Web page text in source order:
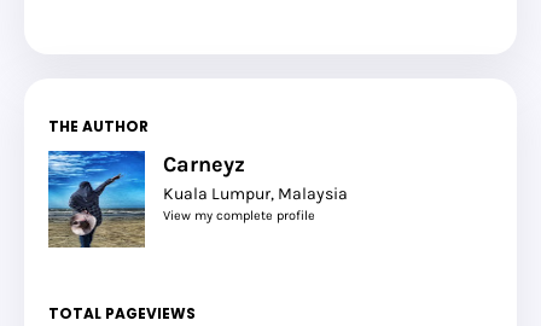
THE AUTHOR
Carneyz
Kuala Lumpur, Malaysia
View my complete profile
TOTAL PAGEVIEWS